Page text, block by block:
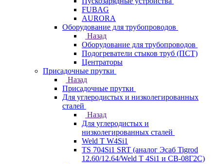
FUBAG
AURORA
Оборудование для трубопроводов
Назад
Оборудование для трубопроводов
Подогреватели стыков труб (ПСТ)
Центраторы
Присадочные прутки
Назад
Присадочные прутки
Для углеродистых и низколегированных
сталей
Назад
Для углеродистых и
низколегированных сталей
Weld T W4Si1
TS 704Si1 SRT (аналог Эсаб Tigrod
12.60/12.64/Weld T 4Si1 и СВ-08Г2С)